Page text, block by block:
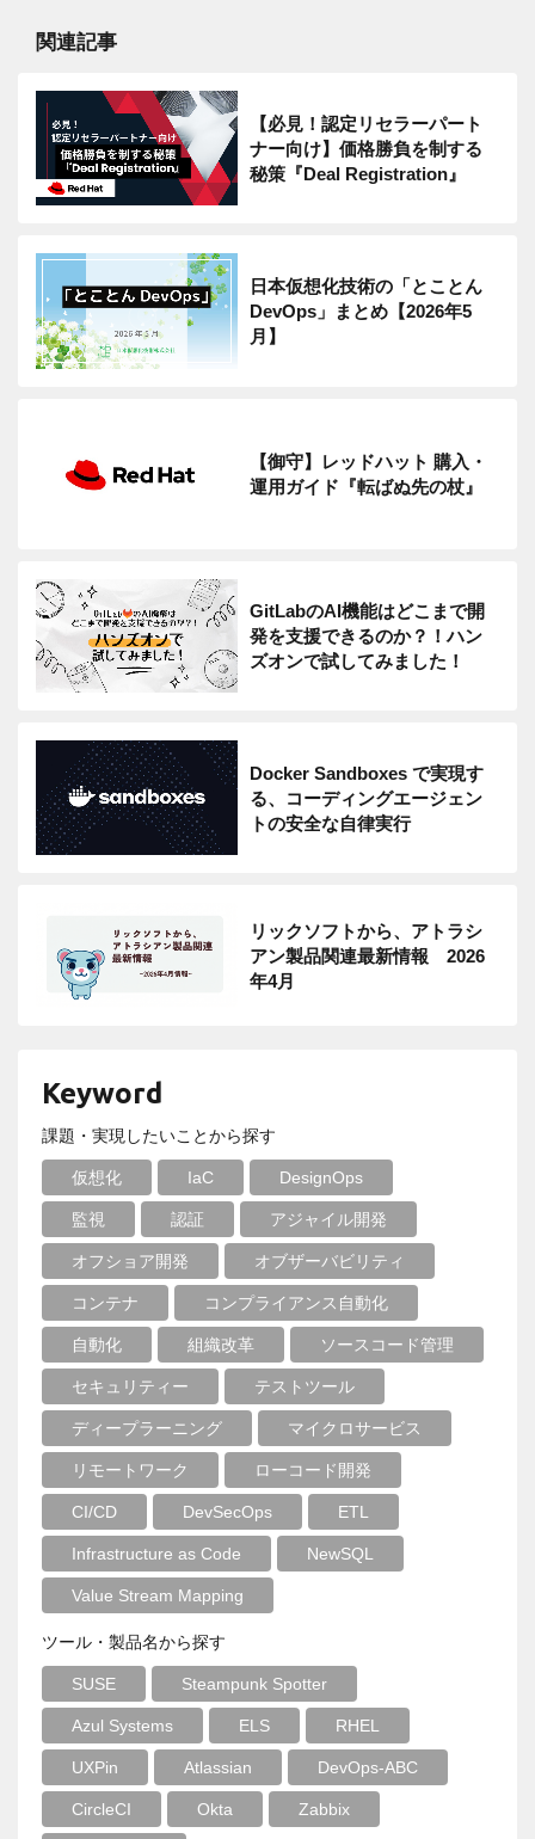
関連記事
【必見！認定リセラーパート
ナー向け】価格勝負を制する
秘策『Deal Registration』
日本仮想化技術の「とことん
DevOps」まとめ【2026年5
月】
【御守】レッドハット 購入・
運用ガイド『転ばぬ先の杖』
GitLabのAI機能はどこまで開
発を支援できるのか？！ハン
ズオンで試してみました！
Docker Sandboxes で実現す
る、コーディングエージェン
トの安全な自律実行
リックソフトから、アトラシ
アン製品関連最新情報 2026
年4月
Keyword
課題・実現したいことから探す
仮想化 IaC DesignOps
監視 認証 アジャイル開発
オフショア開発 オブザーバビリティ
コンテナ コンプライアンス自動化
自動化 組織改革 ソースコード管理
セキュリティー テストツール
ディープラーニング マイクロサービス
リモートワーク ローコード開発
CI/CD DevSecOps ETL
Infrastructure as Code NewSQL
Value Stream Mapping
ツール・製品名から探す
SUSE Steampunk Spotter
Azul Systems ELS RHEL
UXPin Atlassian DevOps-ABC
CircleCI Okta Zabbix